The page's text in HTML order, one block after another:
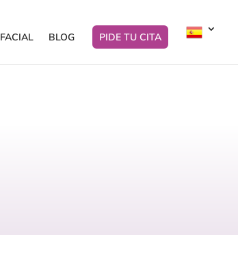
BLOG PIDE TU CITA